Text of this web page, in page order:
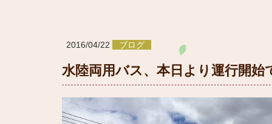
2016/04/22 ブログ
水陸両用バス、本日より運行開始